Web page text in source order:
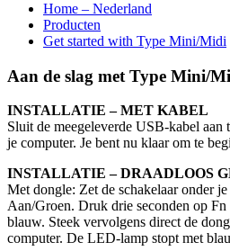
Home – Nederland
Producten
Get started with Type Mini/Midi
Aan de slag met Type Mini/
INSTALLATIE – MET KABEL
Sluit de meegeleverde USB-kabel
je computer. Je bent nu klaar om te
INSTALLATIE – DRAADLOOS
Met dongle: Zet de schakelaar onder
Aan/Groen. Druk drie seconden op
blauw. Steek vervolgens direct de
computer. De LED-lamp stopt met